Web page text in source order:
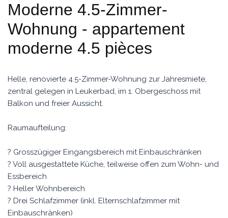
Moderne 4.5-Zimmer-
Wohnung - appartement
moderne 4.5 pièces
Helle, renovierte 4.5-Zimmer-Wohnung zur Jahresmiete,
zentral gelegen in Leukerbad, im 1. Obergeschoss mit
Balkon und freier Aussicht.
Raumaufteilung:
? Grosszügiger Eingangsbereich mit Einbauschränken
? Voll ausgestattete Küche, teilweise offen zum Wohn- und
Essbereich
? Heller Wohnbereich
? Drei Schlafzimmer (inkl. Elternschlafzimmer mit
Einbauschränken)